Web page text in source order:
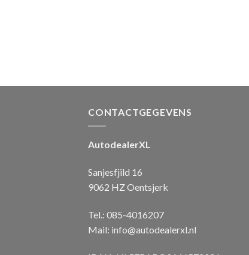
CONTACTGEGEVENS
AutodealerXL
Sanjesfjild 16
9062 HZ Oentsjerk
Tel.: 085-4016207
Mail: info@autodealerxl.nl